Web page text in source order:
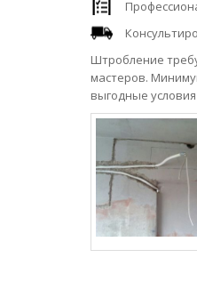
Штробление
мастеров.
выгодные